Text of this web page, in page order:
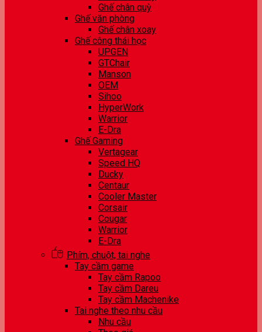
Ghế chân quỳ
Ghế văn phòng
Ghế chân xoay
Ghế công thái học
UPGEN
GTChair
Manson
OEM
Sihoo
HyperWork
Warrior
E-Dra
Ghế Gaming
Vertagear
Speed HQ
Ducky
Centaur
Cooler Master
Corsair
Cougar
Warrior
E-Dra
Phím, chuột, tai nghe
Tay cầm game
Tay cầm Rapoo
Tay cầm Dareu
Tay cầm Machenike
Tai nghe theo nhu cầu
Nhu cầu